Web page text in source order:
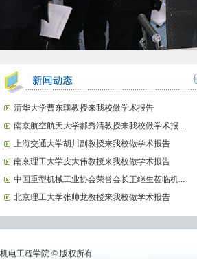
清华大学曹东璞教授来我校做学术报告
南京航空航天大学郝秀清教授来我校做学术报...
上海交通大学胡川副教授来我校做学术报告
南京理工大学皮大伟教授来我校做学术报告
中国重型机械工业协会荣誉会长王继生莅临机...
北京理工大学张帅龙教授来我校做学术报告
机电工程学院 © 版权所有